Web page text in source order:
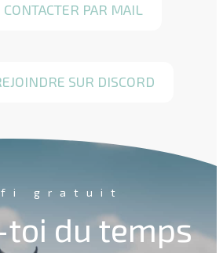
CONTACTER PAR MAIL
SUR DISCORD
gratuit
du temps